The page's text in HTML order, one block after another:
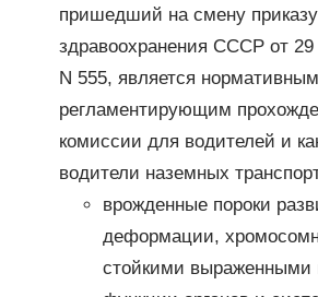
пришедший на смену
здравоохранения СССР от 29
N 555, является
регламентирующим
комиссии для водителей и
водители наземных
врожденные пороки
деформации,
стойкими выраженными